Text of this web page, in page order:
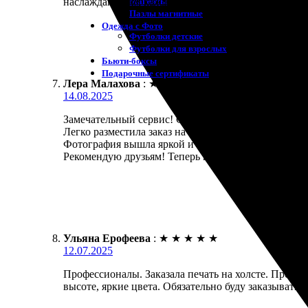
Пазлы магнитные
Одежда с Фото
Футболки детские
Футболки для взрослых
Бьюти-боксы
Подарочные сертификаты
Лера Малахова : ★
14.08.2025
Замечательный сервис! Сделала интерьерную
Легко разместила заказ на сайте. Меня приятно
Фотография вышла яркой и четкой. Упаковка
Рекомендую друзьям! Теперь планирую новые
Ульяна Ерофеева : ★ ★ ★ ★ ★
12.07.2025
Профессионалы. Заказала печать на холсте.
высоте, яркие цвета. Обязательно буду заказывать